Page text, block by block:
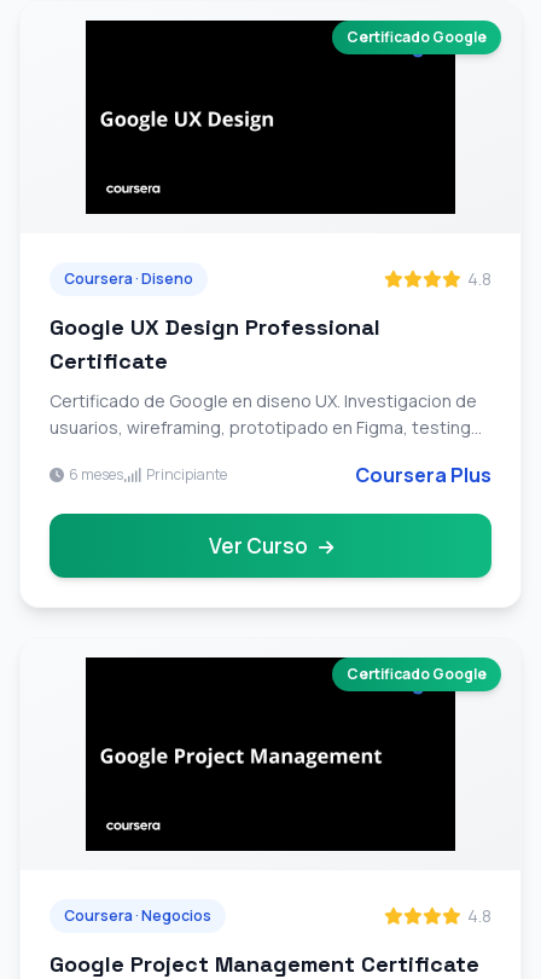
Certificado Google
Coursera · Diseno 4.8
Google UX Design Professional
Certificate
Certificado de Google en diseno UX. Investigacion de
usuarios, wireframing, prototipado en Figma, testing
6 meses Principiante Coursera Plus
Ver Curso
Certificado Google
Coursera · Negocios 4.8
Google Project Management Certificate